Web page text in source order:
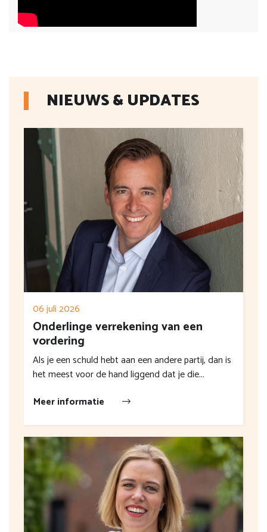
NIEUWS & UPDATES
06 juli 2026
Onderlinge verrekening van een
vordering
Als je een schuld hebt aan een andere partij, dan is
het meest voor de hand liggend dat je die...
Meer informatie